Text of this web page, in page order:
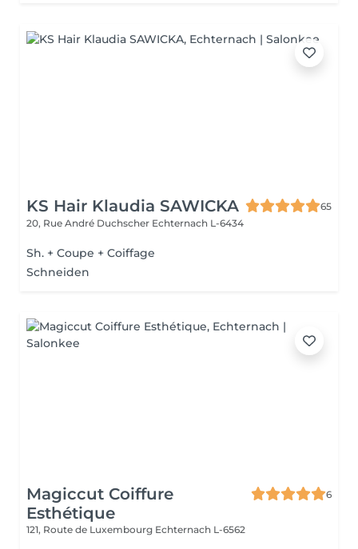
KS Hair Klaudia SAWICKA
65
20, Rue André Duchscher Echternach L-6434
Sh. + Coupe + Coiffage
Schneiden
Magiccut Coiffure
Esthétique
6
121, Route de Luxembourg Echternach L-6562